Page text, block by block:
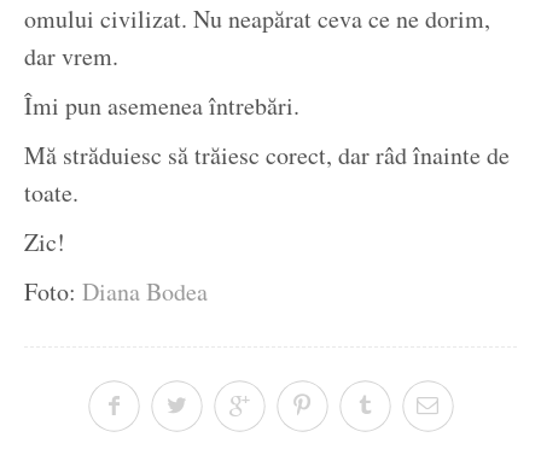
omului civilizat. Nu neapărat ceva ce ne dorim,
dar vrem.
Îmi pun asemenea întrebări.
Mă străduiesc să trăiesc corect, dar râd înainte de
toate.
Zic!
Foto: Diana Bodea